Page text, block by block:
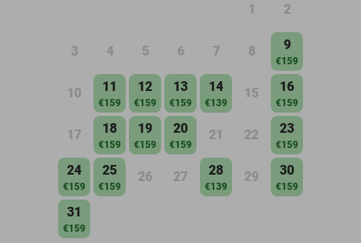
1 2
3 4 5 6 7 8 9
€159
10 11
€159
12
€159
13
€159
14
€139
15 16
€159
17 18
€159
19
€159
20
€159
21 22 23
€159
24
€159
25
€159
26 27 28
€139
29 30
€159
31
€159